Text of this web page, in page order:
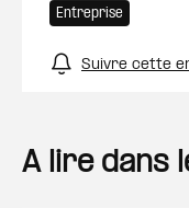
Entreprise
Suivre cette
A lire dans